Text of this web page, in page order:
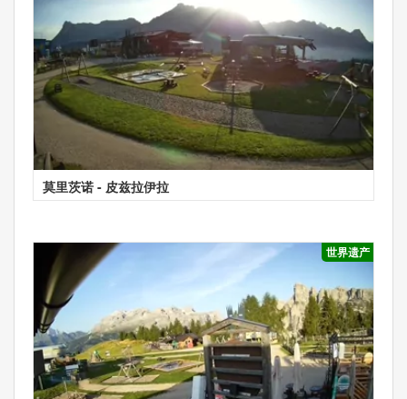
莫里茨诺 - 皮兹拉伊拉
世界遗产